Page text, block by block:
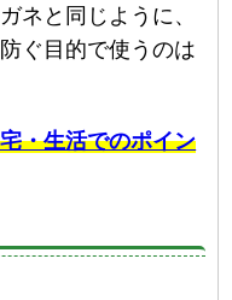
ネと同じように、
ぐ目的で使うのは
・生活でのポイン